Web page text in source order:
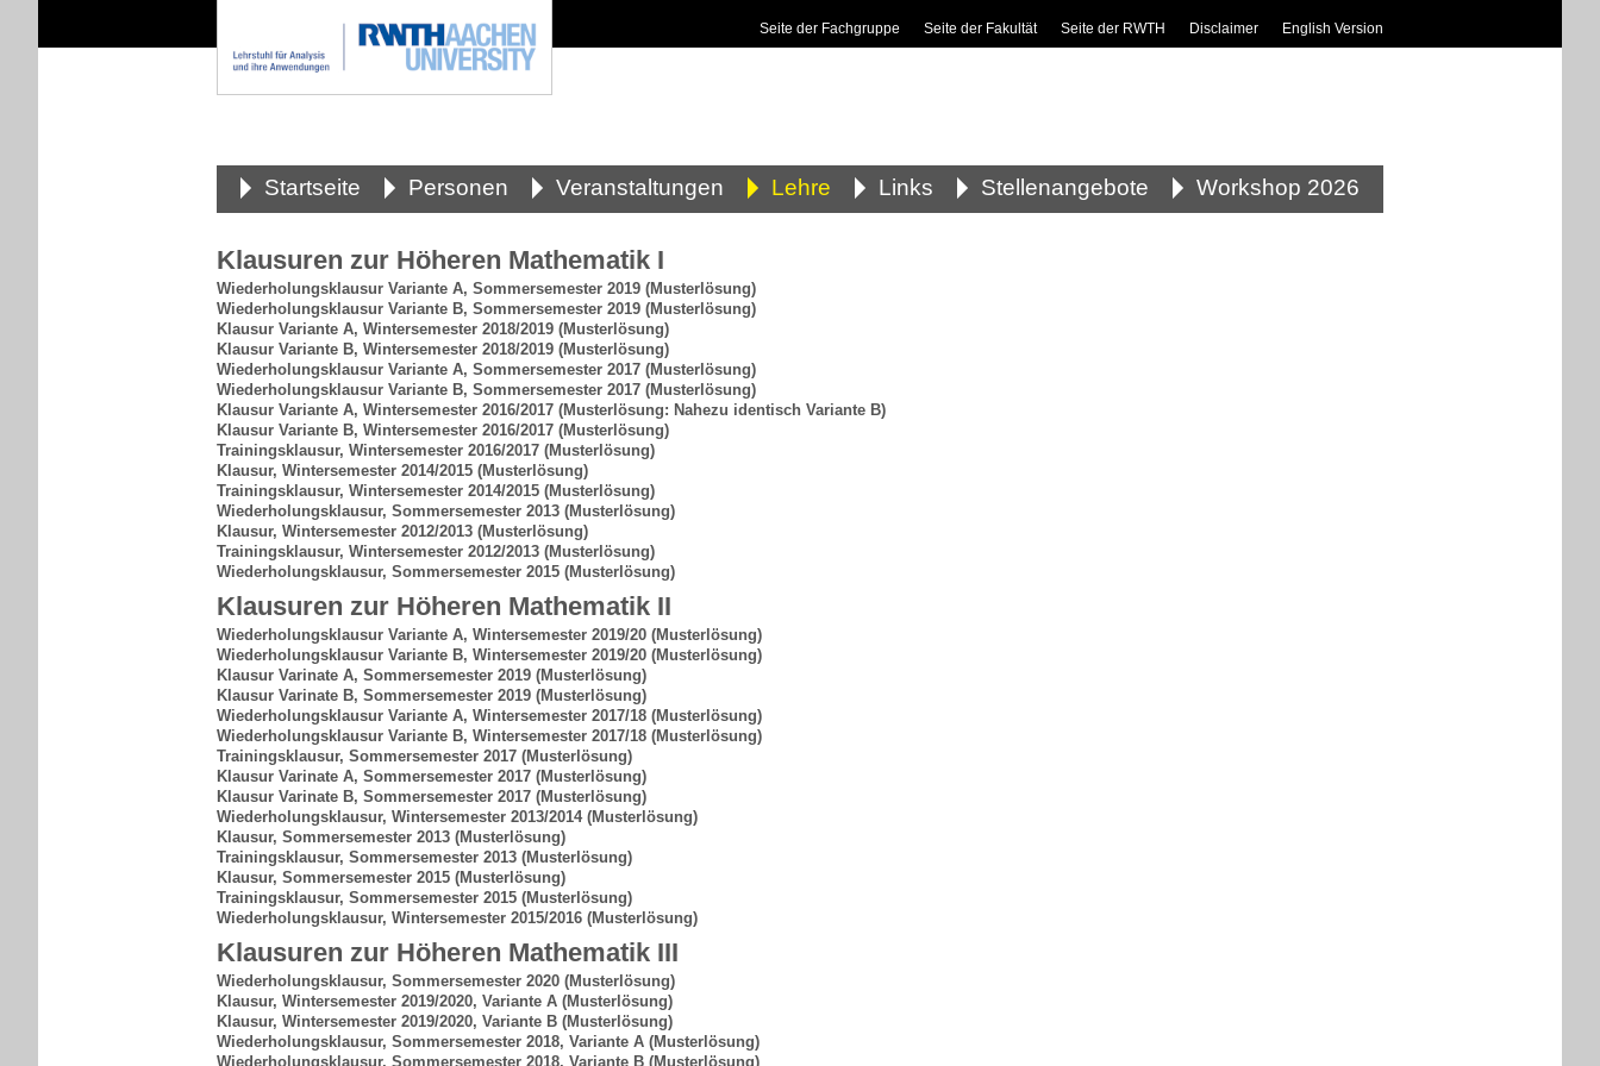
Seite der Fachgruppe Seite der Fakultät Seite der RWTH Disclaimer English Version
Startseite Personen Veranstaltungen Lehre Links Stellenangebote Workshop 2026
Klausuren zur Höheren Mathematik I
Wiederholungsklausur Variante A, Sommersemester 2019 (Musterlösung)
Wiederholungsklausur Variante B, Sommersemester 2019 (Musterlösung)
Klausur Variante A, Wintersemester 2018/2019 (Musterlösung)
Klausur Variante B, Wintersemester 2018/2019 (Musterlösung)
Wiederholungsklausur Variante A, Sommersemester 2017 (Musterlösung)
Wiederholungsklausur Variante B, Sommersemester 2017 (Musterlösung)
Klausur Variante A, Wintersemester 2016/2017 (Musterlösung: Nahezu identisch Variante B)
Klausur Variante B, Wintersemester 2016/2017 (Musterlösung)
Trainingsklausur, Wintersemester 2016/2017 (Musterlösung)
Klausur, Wintersemester 2014/2015 (Musterlösung)
Trainingsklausur, Wintersemester 2014/2015 (Musterlösung)
Wiederholungsklausur, Sommersemester 2013 (Musterlösung)
Klausur, Wintersemester 2012/2013 (Musterlösung)
Trainingsklausur, Wintersemester 2012/2013 (Musterlösung)
Wiederholungsklausur, Sommersemester 2015 (Musterlösung)
Klausuren zur Höheren Mathematik II
Wiederholungsklausur Variante A, Wintersemester 2019/20 (Musterlösung)
Wiederholungsklausur Variante B, Wintersemester 2019/20 (Musterlösung)
Klausur Varinate A, Sommersemester 2019 (Musterlösung)
Klausur Varinate B, Sommersemester 2019 (Musterlösung)
Wiederholungsklausur Variante A, Wintersemester 2017/18 (Musterlösung)
Wiederholungsklausur Variante B, Wintersemester 2017/18 (Musterlösung)
Trainingsklausur, Sommersemester 2017 (Musterlösung)
Klausur Varinate A, Sommersemester 2017 (Musterlösung)
Klausur Varinate B, Sommersemester 2017 (Musterlösung)
Wiederholungsklausur, Wintersemester 2013/2014 (Musterlösung)
Klausur, Sommersemester 2013 (Musterlösung)
Trainingsklausur, Sommersemester 2013 (Musterlösung)
Klausur, Sommersemester 2015 (Musterlösung)
Trainingsklausur, Sommersemester 2015 (Musterlösung)
Wiederholungsklausur, Wintersemester 2015/2016 (Musterlösung)
Klausuren zur Höheren Mathematik III
Wiederholungsklausur, Sommersemester 2020 (Musterlösung)
Klausur, Wintersemester 2019/2020, Variante A (Musterlösung)
Klausur, Wintersemester 2019/2020, Variante B (Musterlösung)
Wiederholungsklausur, Sommersemester 2018, Variante A (Musterlösung)
Wiederholungsklausur, Sommersemester 2018, Variante B (Musterlösung)